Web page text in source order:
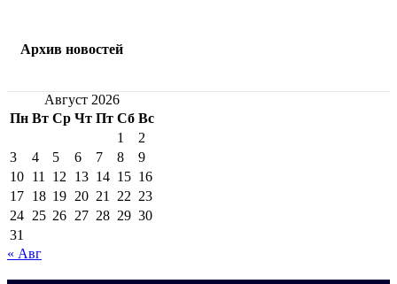
Архив новостей
Август 2026
Пн Вт Ср Чт Пт Сб Вс
1
2
3
4 5 6 7 8
9
10 11 12 13 14 15 16
17 18 19 20 21 22 23
24 25 26 27 28 29 30
31
« Авг